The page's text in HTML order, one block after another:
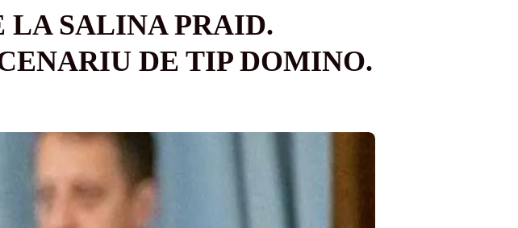
LA SALINA PRAID.
DE TIP DOMINO.